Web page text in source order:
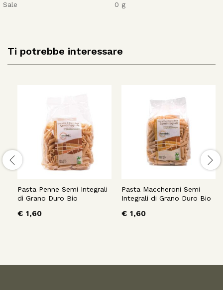
Sale 0 g
Ti potrebbe interessare
Pasta Penne Semi Integrali
di Grano Duro Bio
€ 1,60
Pasta Maccheroni Semi
Integrali di Grano Duro Bio
€ 1,60